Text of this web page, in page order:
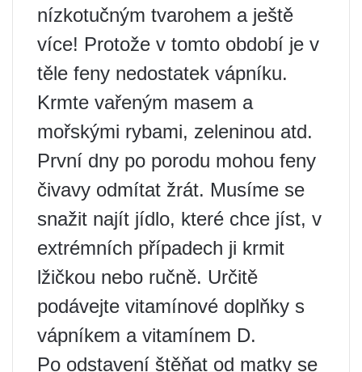
nízkotučným tvarohem a ještě
více! Protože v tomto období je v
těle feny nedostatek vápníku.
Krmte vařeným masem a
mořskými rybami, zeleninou atd.
První dny po porodu mohou feny
čivavy odmítat žrát. Musíme se
snažit najít jídlo, které chce jíst, v
extrémních případech ji krmit
lžičkou nebo ručně. Určitě
podávejte vitamínové doplňky s
vápníkem a vitamínem D.
Po odstavení štěňat od matky se